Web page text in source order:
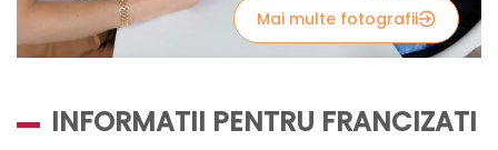
Mai multe fotografii
INFORMATII PENTRU FRANCIZATI